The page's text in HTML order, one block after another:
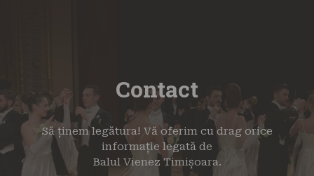
Contact
Să ținem legătura! Vă oferim cu drag orice
informație legată de
Balul Vienez Timișoara.